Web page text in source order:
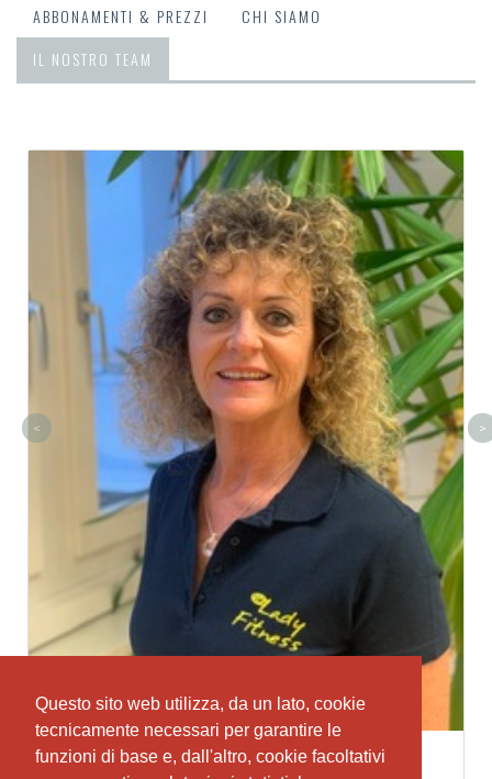
Questo sito web utilizza, da un lato, cookie
tecnicamente necessari per garantire le
funzioni di base e, dall'altro, cookie facoltativi
Questo sito web utilizza, da un lato, cookie
tecnicamente necessari per garantire le
funzioni di base e, dall'altro, cookie facoltativi
ABBONAMENTI & PREZZI
CHI SIAMO
IL NOSTRO TEAM
Prisca Jutzi
< >